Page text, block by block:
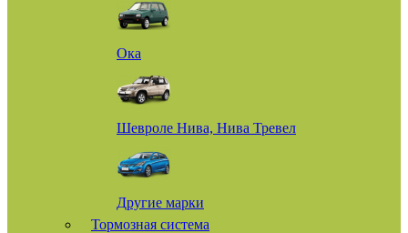
Ока
Шевроле Нива, Нива Тревел
Другие марки
Тормозная система